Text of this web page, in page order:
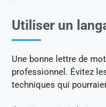
Utiliser un
Une bonne lettre de
professionnel. Évitez
techniques qui